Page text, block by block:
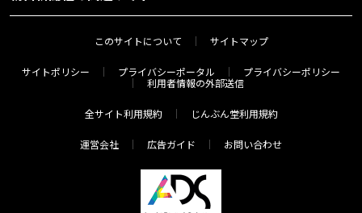
このサイトについて サイトマップ
サイトポリシー プライバシーポータル
プライバシーポリシー
利用者情報の外部送信
全サイト利用規約 じんぶん堂利用規約
運営会社 広告ガイド お問い合わせ